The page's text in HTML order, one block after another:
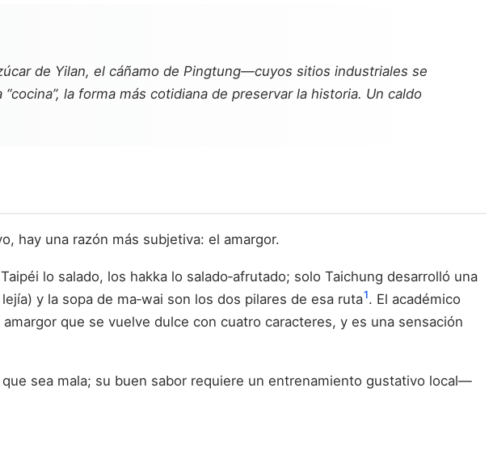
de Yilan, el cáñamo de Pingtung—cuyos sitios industriales se
la forma más cotidiana de preservar la historia. Un caldo
hay una razón más subjetiva: el amargor.
lo salado, los hakka lo salado‑afrutado; solo Taichung desarrolló una
y la sopa de ma‑wai son los dos pilares de esa ruta1. El académico
que se vuelve dulce con cuatro caracteres, y es una sensación
sea mala; su buen sabor requiere un entrenamiento gustativo local—